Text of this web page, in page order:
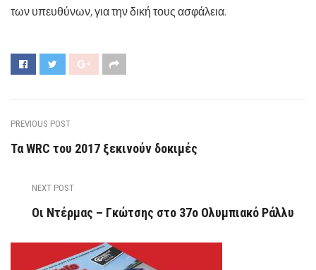
των υπευθύνων, για την δική τους ασφάλεια.
PREVIOUS POST
Τα WRC του 2017 ξεκινούν δοκιμές
NEXT POST
Οι Ντέρμας – Γκώτσης στο 37ο Ολυμπιακό Ράλλυ